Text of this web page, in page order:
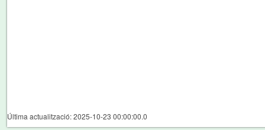
Última actualització: 2025-10-23 00:00:00.0